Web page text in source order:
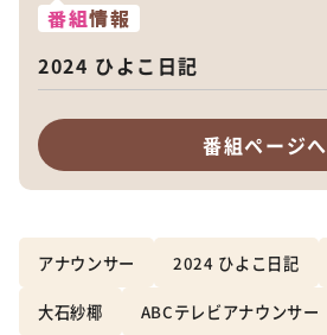
番組情報
2024 ひよこ日記
番組ページへ
アナウンサー 2024 ひよこ日記
大石紗椰 ABCテレビアナウンサー